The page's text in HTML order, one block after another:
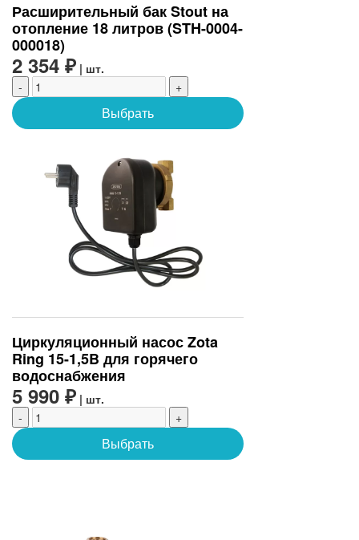
Расширительный бак Stout на
отопление 18 литров (STH-0004-
000018)
2 354 ₽ | шт.
-
+
Выбрать
Циркуляционный насос Zota
Ring 15-1,5B для горячего
водоснабжения
5 990 ₽ | шт.
-
+
Выбрать